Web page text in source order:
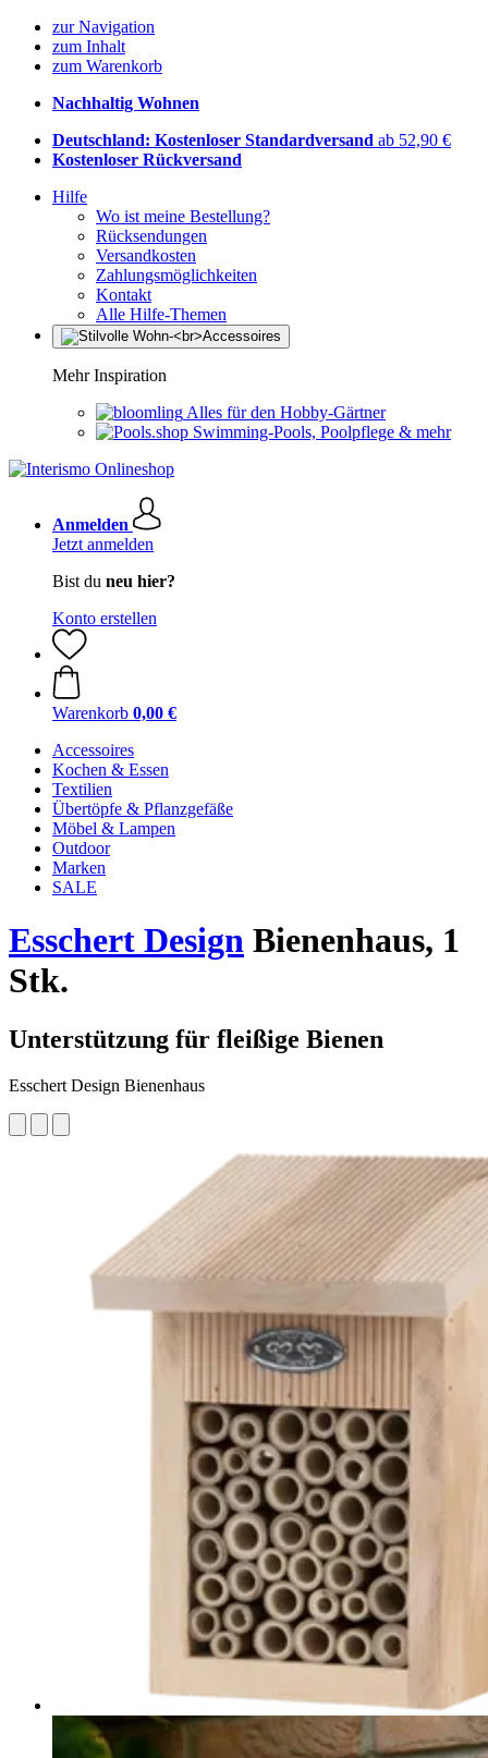
zur Navigation
zum Inhalt
zum Warenkorb
Nachhaltig Wohnen
Deutschland: Kostenloser Standardversand ab 52,90 €
Kostenloser Rückversand
Hilfe
Wo ist meine Bestellung?
Rücksendungen
Versandkosten
Zahlungsmöglichkeiten
Kontakt
Alle Hilfe-Themen
Mehr Inspiration
Alles für den Hobby-Gärtner
Swimming-Pools, Poolpflege & mehr
Anmelden
Jetzt anmelden
Bist du neu hier?
Konto erstellen
Warenkorb 0,00 €
Accessoires
Kochen & Essen
Textilien
Übertöpfe & Pflanzgefäße
Möbel & Lampen
Outdoor
Marken
SALE
Esschert Design Bienenhaus, 1
Stk.
Unterstützung für fleißige Bienen
Esschert Design Bienenhaus